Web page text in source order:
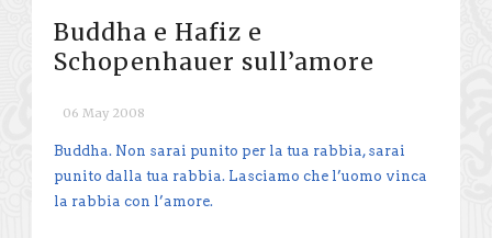
Buddha e Hafiz e
Schopenhauer sull’amore
06 May 2008
Buddha. Non sarai punito per la tua rabbia, sarai
punito dalla tua rabbia. Lasciamo che l’uomo vinca
la rabbia con l’amore.